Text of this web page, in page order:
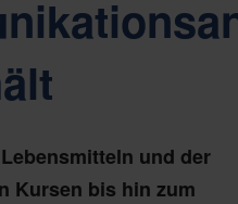
und der
Kursen bis hin zum